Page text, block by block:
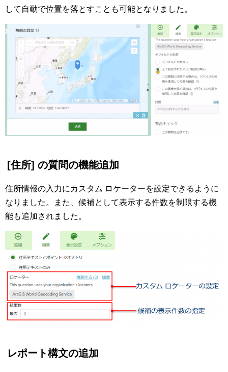
して自動で位置を落とすことも可能となりました。
[住所] の質問の機能追加
住所情報の入力にカスタム ロケーターを設定できるように
なりました。また、候補として表示する件数を制限する機
能も追加されました。
レポート構文の追加